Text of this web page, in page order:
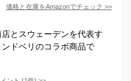
価格と在庫をAmazonでチェック >>
とスウェーデンを代表す
ドベリのコラボ商品で